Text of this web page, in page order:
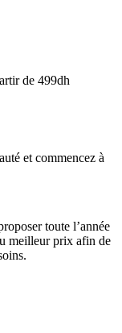
de 499dh
et commencez à
toute l’année
meilleur prix afin de